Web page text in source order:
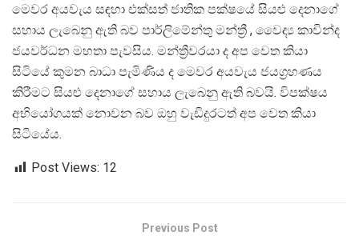
මෙවර අයවැය සඳහා එක්සත් ජාතික පක්ෂයේ සියළු දෙනාගේ
සහාය ලැබෙනු ඇති බව පාර්ලිමේන්තු මන්ත්‍රී , වෛද්‍ය කාවින්ද
ජයවර්ධන මහතා පැවසිය. මන්ත්‍රීවරයා ද අප වෙත කියා
සිටියේ කුමන බාධා පැමිණිය ද මෙවර අයවැය ජයග්‍රහණය
කිරීමට සියළු දෙනාගේ සහාය ලැබෙනු ඇති බවයි. විපක්ෂය
අභියෝගයක් නොවන බව ඔහු වැඩිදුරටත් අප වෙත කියා
සිටියේය.
Post Views: 12
Previous Post